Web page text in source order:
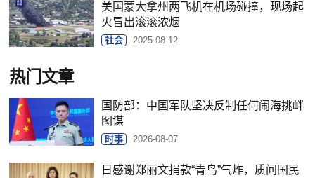
美国蒙大拿州两飞机在机场碰撞，现场起
火冒出滚滚浓烟
社会 2025-08-12
热门文章
国防部：中国军队坚决反制任何闹海挑衅
图谋
时事 2026-08-07
日感谢郑丽文捐款“青鸟”气炸，质问国民